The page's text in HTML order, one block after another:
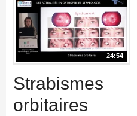
24:54
Strabismes
orbitaires